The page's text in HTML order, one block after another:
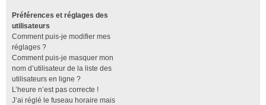
Préférences et réglages des
utilisateurs
Comment puis-je modifier mes
réglages ?
Comment puis-je masquer mon
nom d’utilisateur de la liste des
utilisateurs en ligne ?
L’heure n’est pas correcte !
J’ai réglé le fuseau horaire mais